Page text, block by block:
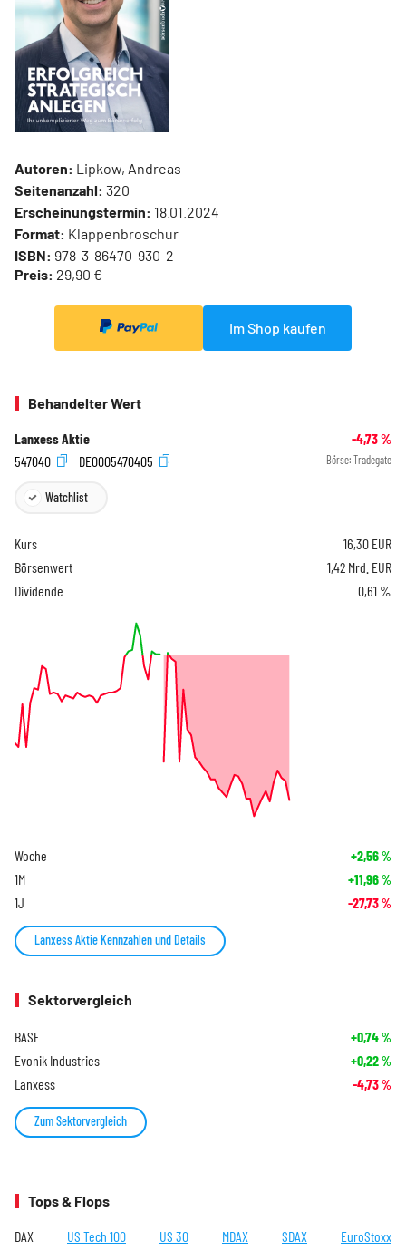
Autoren: Lipkow, Andreas
Seitenanzahl: 320
Erscheinungstermin: 18.01.2024
Format: Klappenbroschur
ISBN: 978-3-86470-930-2
Preis: 29,90 €
Im Shop kaufen
Behandelter Wert
Lanxess Aktie -4,73%
547040
DE0005470405 Börse: Tradegate
Watchlist
Kurs 16,30 EUR
Börsenwert
1,42 Mrd. EUR
Dividende
0,61 %
Woche +2,56%
1M +11,96%
1J -27,73%
Lanxess Aktie Kennzahlen und Details
Sektorvergleich
BASF +0,74%
Evonik Industries +0,22%
Lanxess -4,73%
Zum Sektorvergleich
Tops & Flops
DAX US Tech 100 US 30 MDAX SDAX EuroStoxx